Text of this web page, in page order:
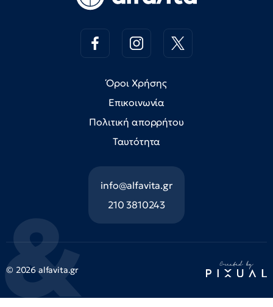
Όροι Χρήσης
Επικοινωνία
Πολιτική απορρήτου
Ταυτότητα
info@alfavita.gr
210 3810243
© 2026 alfavita.gr